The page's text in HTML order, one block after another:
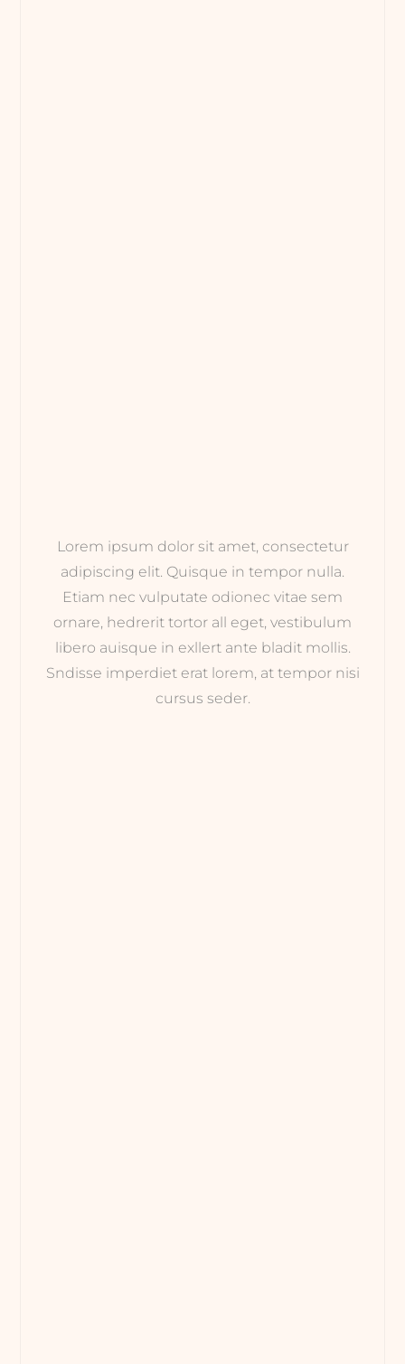
Lorem ipsum dolor sit amet, consectetur
adipiscing elit. Quisque in tempor nulla.
Etiam nec vulputate odionec vitae sem
ornare, hedrerit tortor all eget, vestibulum
libero auisque in exllert ante bladit mollis.
Sndisse imperdiet erat lorem, at tempor nisi
cursus seder.